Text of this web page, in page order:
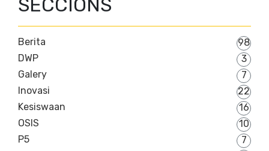
SECCIONS
Berita
98
DWP
3
Galery
7
Inovasi
22
Kesiswaan
16
OSIS
10
P5
7